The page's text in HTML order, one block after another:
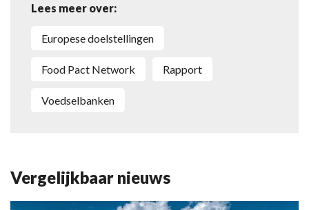
Lees meer over:
Europese doelstellingen
Food Pact Network rapport
Voedselbanken
Vergelijkbaar nieuws